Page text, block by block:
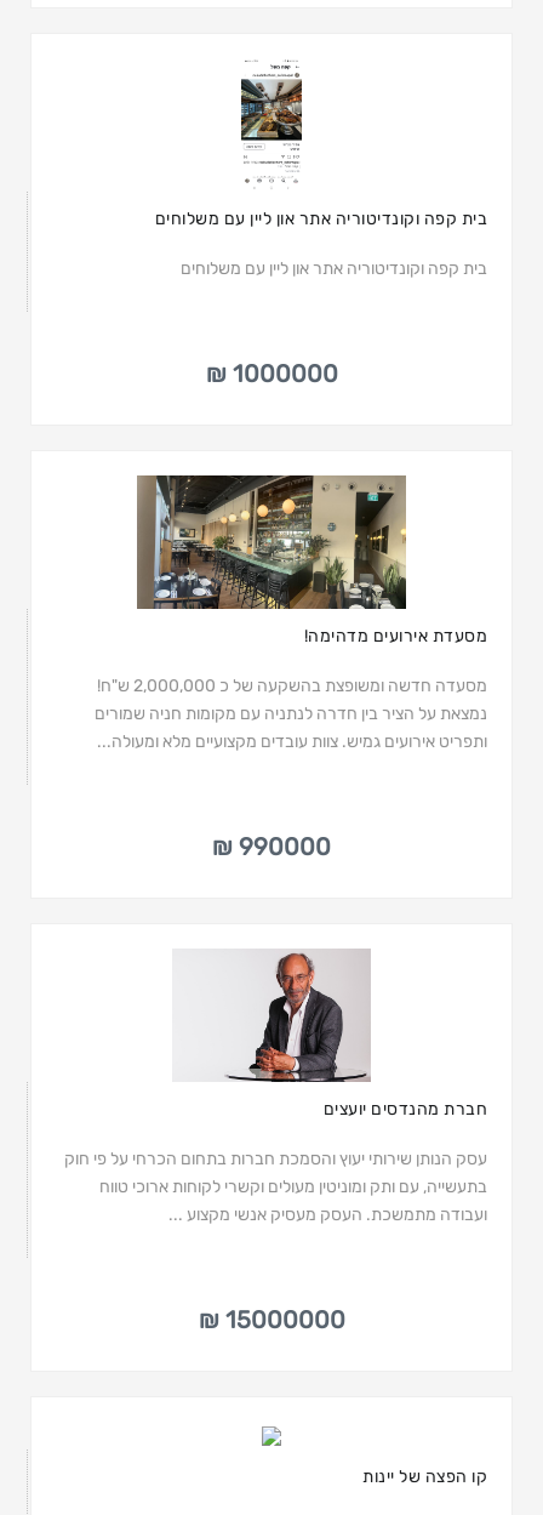
בית קפה וקונדיטוריה אתר און ליין עם משלוחים
בית קפה וקונדיטוריה אתר און ליין עם משלוחים
1000000 ₪
מסעדת אירועים מדהימה!
מסעדה חדשה ומשופצת בהשקעה של כ 2,000,000 ש"ח!
נמצאת על הציר בין חדרה לנתניה עם מקומות חניה שמורים
ותפריט אירועים גמיש. צוות עובדים מקצועיים מלא ומעולה...
990000 ₪
חברת מהנדסים יועצים
עסק הנותן שירותי יעוץ והסמכת חברות בתחום הכרחי על פי חוק
בתעשייה, עם ותק ומוניטין מעולים וקשרי לקוחות ארוכי טווח
ועבודה מתמשכת. העסק מעסיק אנשי מקצוע ...
15000000 ₪
קו הפצה של יינות